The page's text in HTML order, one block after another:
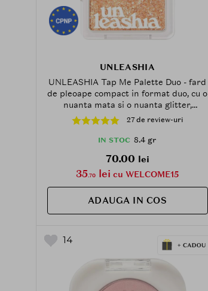
UNLEASHIA
UNLEASHIA Tap Me Palette Duo - fard
de pleoape compact in format duo, cu o
nuanta mata si o nuanta glitter,
formulat cu Mica si Talc, care
contribuie la aplicare uniforma si la
metinerea machiajului de ochi pentru
27 de review-uri
IN STOC 8.4 gr
70.00 lei
35.70 lei cu WELCOME15
ADAUGA IN COS
14